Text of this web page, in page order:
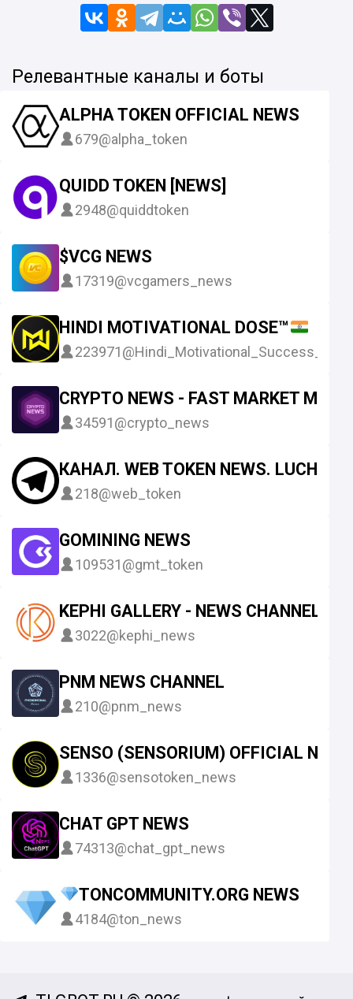
Релевантные каналы и боты
ALPHA TOKEN OFFICIAL NEWS
679@alpha_token
QUIDD TOKEN [NEWS]
2948@quiddtoken
$VCG NEWS
17319@vcgamers_news
HINDI MOTIVATIONAL DOSE™
223971
CRYPTO NEWS - FAST MARKET
34591@crypto_news
КАНАЛ. WEB TOKEN NEWS.
218@web_token
GOMINING NEWS
109531@gmt_token
KEPHI GALLERY - NEWS CHANNEL
3022@kephi_news
PNM NEWS CHANNEL
210@pnm_news
SENSO (SENSORIUM) OFFICIAL
1336@sensotoken_news
CHAT GPT NEWS
74313@chat_gpt_news
TONCOMMUNITY.ORG NEWS
4184@ton_news